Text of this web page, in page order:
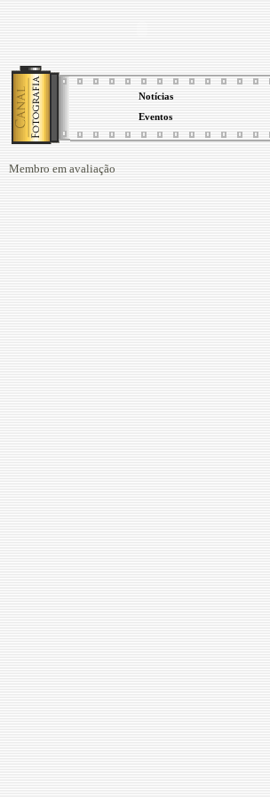
Notícias
Eventos
Membro em avaliação